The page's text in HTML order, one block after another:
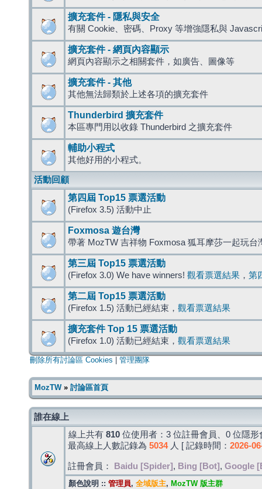
擴充套件 - 隱私與安全
有關 Cookie、密碼、Proxy 等增強隱私與
擴充套件 - 網頁內容顯示
網頁內容顯示之相關套件，如廣告、圖像等
擴充套件 - 其他
其他無法歸類於上述各項的擴充套件
Thunderbird 擴充套件
本區專門用以收錄 Thunderbird 之擴充套件
輔助小程式
其他好用的小程式。
活動回顧
第四屆 Top15 票選活動
(Firefox 3.5) 活動中止
Foxmosa 遊台灣
帶著 MozTW 吉祥物 Foxmosa 狐耳摩莎一起玩台
第三屆 Top15 票選活動
(Firefox 3.0) We have winners! 觀看票選結果 ， 第
第二屆 Top15 票選活動
(Firefox 1.5) 活動已經結束， 觀看票選結果
擴充套件 Top 15 票選活動
(Firefox 1.0) 活動已經結束， 觀看票選結果
刪除所有討論區 Cookies 管理團隊
MozTW» 討論區首頁
誰在線上
線上共有 810 位使用者：3 位註冊會員、0 位隱
最高線上人數記錄為 5034人 [ 記錄時間： 2026-
註冊會員： Baidu [Spider] , Bing [Bot] , Google
顏色說明 :: 管理員, 全域版主, MozTW 版主群